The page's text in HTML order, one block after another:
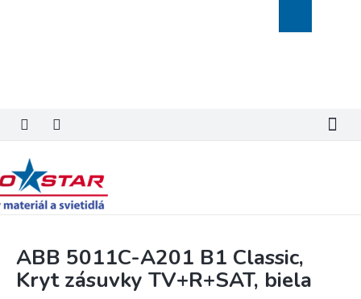
košík
ABB 5011C-A201 B1 Classic,
Kryt zásuvky TV+R+SAT, biela